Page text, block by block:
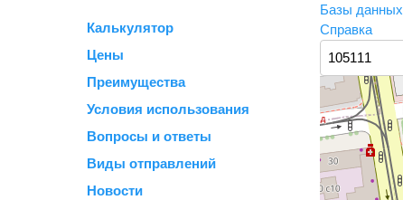
Калькулятор
Цены
Преимущества
Условия использования
Вопросы и ответы
Виды отправлений
Новости
Базы данных
Справка